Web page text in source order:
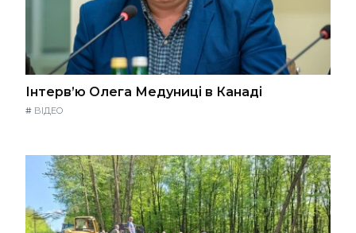
Інтерв’ю Олега Медуниці в Канаді
# ВІДЕО